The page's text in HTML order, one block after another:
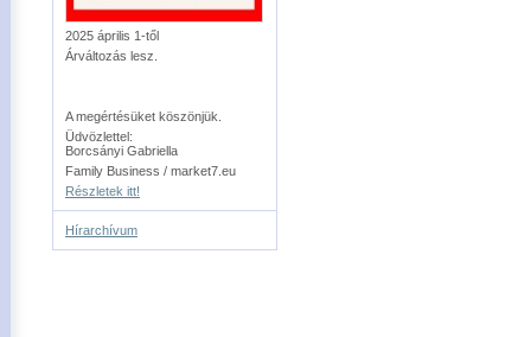
2025 április 1-től
Árváltozás lesz.
A megértésüket köszönjük.
Üdvözlettel:
Borcsányi Gabriella
Family Business / market7.eu
Részletek itt!
Hírarchívum